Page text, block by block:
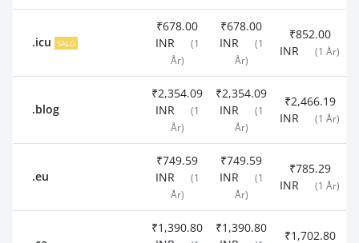
.icu SALG
₹678.00
INR
(1
År)
₹678.00
INR
(1
År)
₹852.00
INR
(1 År)
.blog
₹2,354.09
INR
(1
År)
₹2,354.09
INR
(1
År)
₹2,466.19
INR
(1 År)
.eu
₹749.59
INR
(1
År)
₹749.59
INR
(1
År)
₹785.29
INR
(1 År)
₹1,390.80
₹1,390.80
₹1,702.80